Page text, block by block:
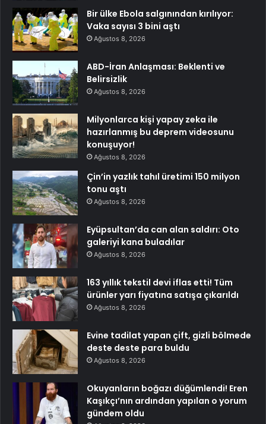
Bir ülke Ebola salgınından kırılıyor:
Vaka sayısı 3 bini aştı
Ağustos 8, 2026
ABD-İran Anlaşması: Beklenti ve
Belirsizlik
Ağustos 8, 2026
Milyonlarca kişi yapay zeka ile
hazırlanmış bu deprem videosunu
konuşuyor!
Ağustos 8, 2026
Çin’in yazlık tahıl üretimi 150 milyon
tonu aştı
Ağustos 8, 2026
Eyüpsultan’da can alan saldırı: Oto
galeriyi kana buladılar
Ağustos 8, 2026
163 yıllık tekstil devi iflas etti! Tüm
ürünler yarı fiyatına satışa çıkarıldı
Ağustos 8, 2026
Evine tadilat yapan çift, gizli bölmede
deste deste para buldu
Ağustos 8, 2026
Okuyanların boğazı düğümlendi! Eren
Kaşıkçı’nın ardından yapılan o yorum
gündem oldu